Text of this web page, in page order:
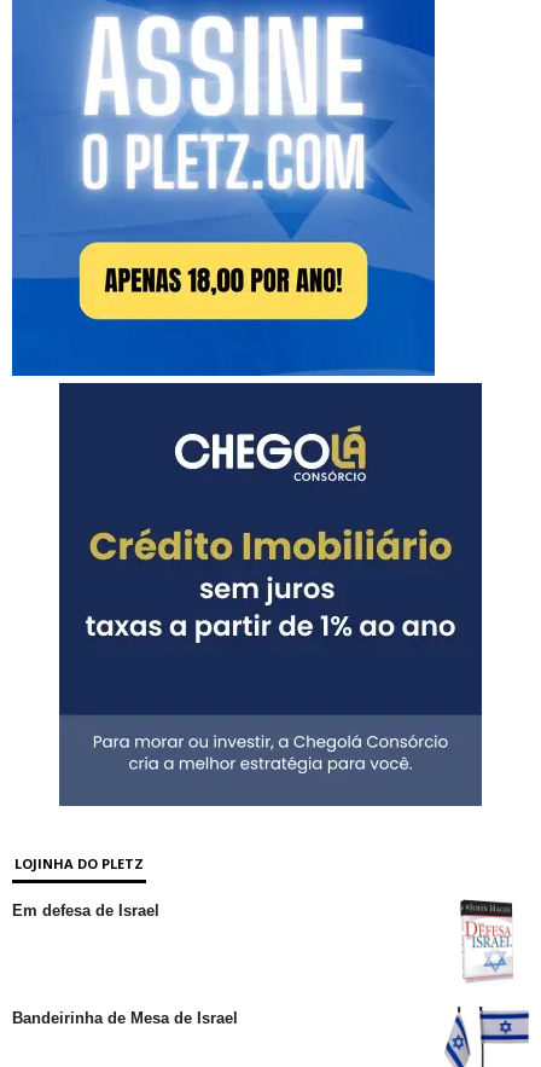
LOJINHA DO PLETZ
Em defesa de Israel
Bandeirinha de Mesa de Israel